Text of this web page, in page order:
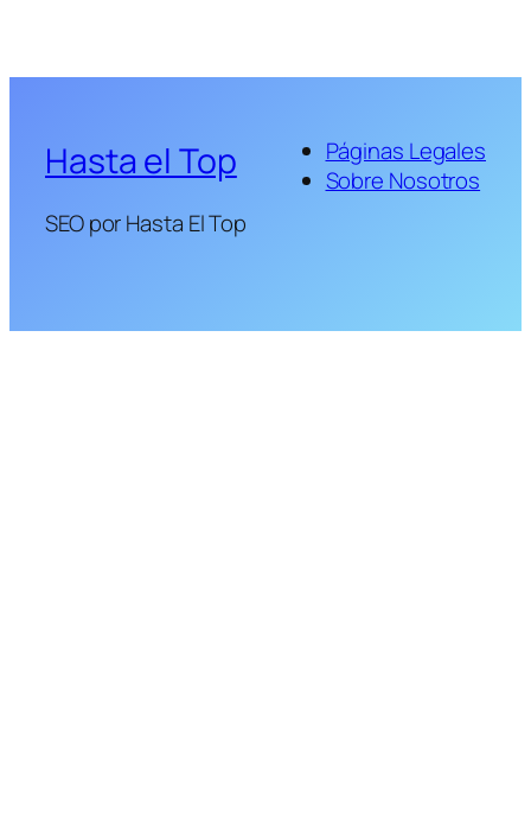
Hasta el Top
SEO por Hasta El Top
Páginas Legales
Sobre Nosotros